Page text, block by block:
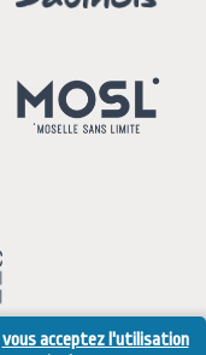
vous acceptez l'utilisation